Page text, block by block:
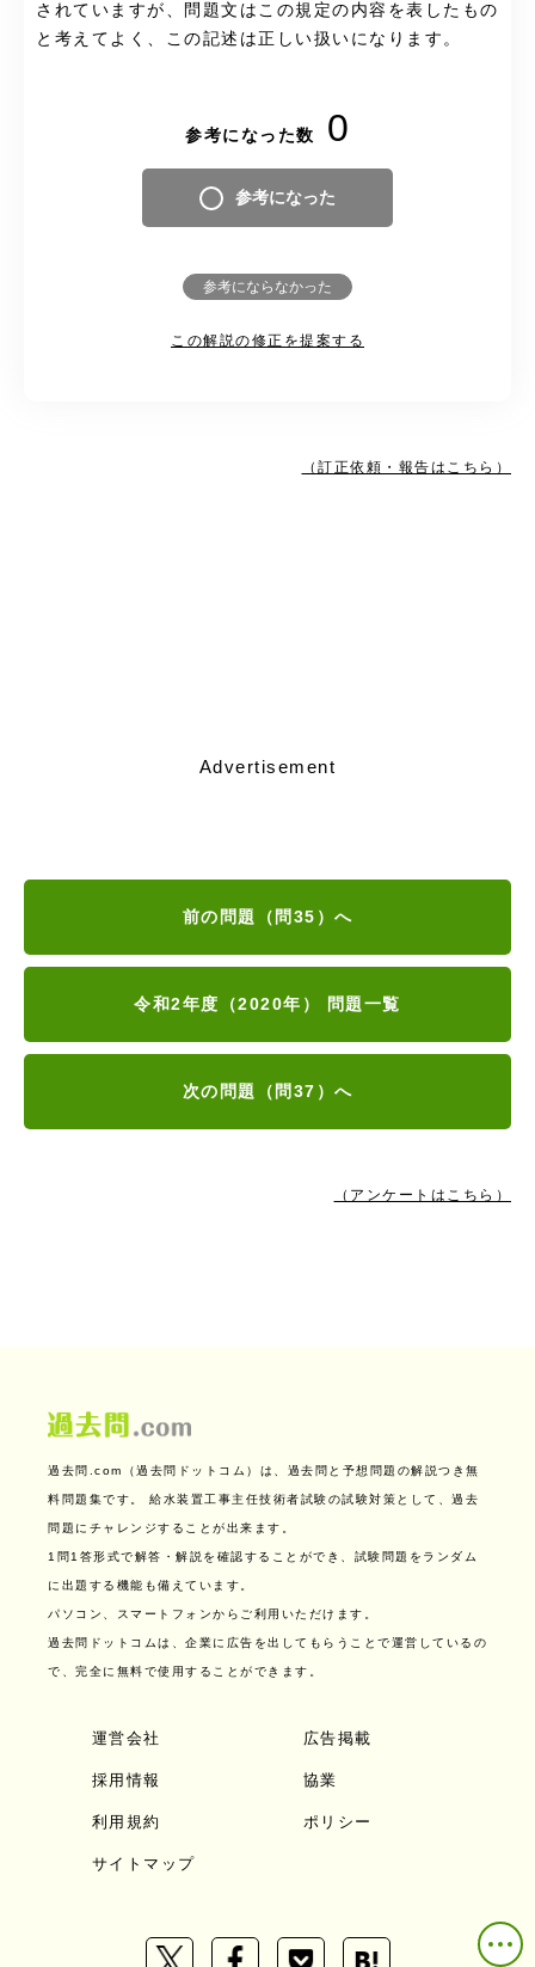
されていますが、問題文はこの規定の内容を表したもの
と考えてよく、この記述は正しい扱いになります。
参考になった数 0
参考になった
参考にならなかった
この解説の修正を提案する
（訂正依頼・報告はこちら）
Advertisement
前の問題（問35）へ
令和2年度（2020年） 問題一覧
次の問題（問37）へ
（アンケートはこちら）
過去問.com（過去問ドットコム）は、過去問と予想問題の解説つき無
料問題集です。 給水装置工事主任技術者試験の試験対策として、過去
問題にチャレンジすることが出来ます。
1問1答形式で解答・解説を確認することができ、試験問題をランダム
に出題する機能も備えています。
パソコン、スマートフォンからご利用いただけます。
過去問ドットコムは、企業に広告を出してもらうことで運営しているの
で、完全に無料で使用することができます。
運営会社 広告掲載
採用情報 協業
利用規約 ポリシー
サイトマップ